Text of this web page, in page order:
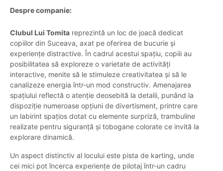
Despre companie:
Clubul Lui Tomita reprezintă un loc de joacă dedicat
copiilor din Suceava, axat pe oferirea de bucurie și
experiențe distractive. În cadrul acestui spațiu, copiii au
posibilitatea să exploreze o varietate de activități
interactive, menite să le stimuleze creativitatea și să le
canalizeze energia într-un mod constructiv. Amenajarea
spațiului reflectă o atenție deosebită la detalii, punând la
dispoziție numeroase opțiuni de divertisment, printre care
un labirint spațios dotat cu elemente surpriză, trambuline
realizate pentru siguranță și tobogane colorate ce invită la
explorare dinamică.
Un aspect distinctiv al locului este pista de karting, unde
cei mici pot încerca experiențe de pilotaj într-un cadru